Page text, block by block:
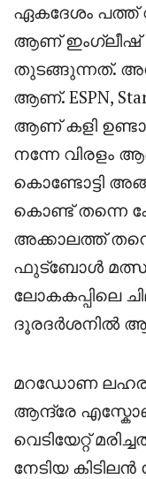
ഏകദേശം പത്ത്
ആണ് ഇംഗ്ലീഷ്
തുടങ്ങുന്നത്.
ആണ്. ESPN,
ആണ് കളി
നന്നേ വിരളം
കൊണ്ടോട്ടി
കൊണ്ട് തന്നെ
അക്കാലത്ത്
ഫുട്ബോൾ
ലോകകപ്പിലെ
ദൂരദർശനിൽ
മറഡോണ ലഹരി
ആന്ദ്രേ
വെടിയേറ്റ്
നേടിയ